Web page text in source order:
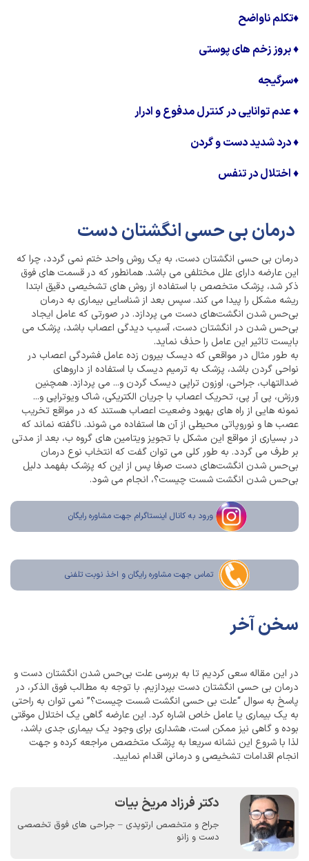
♦تکلم ناواضح
♦بروز زخم های پوستی
♦سرگیجه
♦عدم توانایی در کنترل مدفوع و ادرار
♦درد شدید دست و گردن
♦اختلال در تنفس
درمان بی حسی انگشتان دست
درمان بی حسی انگشتان دست، به یک روش واحد ختم نمی گردد، چرا که
این عارضه دارای علل مختلفی می باشد. همانطور که در قسمت های فوق
ذکر شد، پزشک متخصص با استفاده از روش های تشخیصی دقیق ابتدا
ریشه مشکل را پیدا می کند. سپس بعد از شناسایی بیماری به درمان
بی‌حس شدن انگشت‌های دست می پردازد. در صورتی که عامل ایجاد
بی‌حس شدن در انگشتان دست، آسیب دیدگی اعصاب باشد، پزشک می
بایست تاثیر این عامل را حذف نماید.
به طور مثال در مواقعی که دیسک بیرون زده عامل فشردگی اعصاب در
نواحی گردن باشد، پزشک به ترمیم دیسک با استفاده از داروهای
ضدالتهاب، جراحی، اوزون تراپی دیسک گردن و... می پردازد. همچنین
ورزش، پی آر پی، تحریک اعصاب با جریان الکتریکی، شاک ویوتراپی و...
نمونه هایی از راه های بهبود وضعیت اعصاب هستند که در مواقع تخریب
عصب ها و نوروپاتی محیطی از آن ها استفاده می شوند. ناگفته نماند که
در بسیاری از مواقع این مشکل با تجویز ویتامین های گروه ب، بعد از مدتی
بر طرف می گردد. به طور کلی می توان گفت که انتخاب نوع درمان
بی‌حس شدن انگشت‌های دست صرفا پس از این که پزشک بفهمد دلیل
بی‌حس شدن انگشت شست چیست؟، انجام می شود.
ورود به کانال اینستاگرام جهت مشاوره رایگان
تماس جهت مشاوره رايگان و اخذ نوبت تلفنی
سخن آخر
در این مقاله سعی کردیم تا به بررسی علت بی‌حس شدن انگشتان دست و
درمان بی حسی انگشتان دست بپردازیم. با توجه به مطالب فوق الذکر، در
پاسخ به سوال “علت بی حسی انگشت شست چیست؟” نمی توان به راحتی
به یک بیماری یا عامل خاص اشاره کرد. این عارضه گاهی یک اختلال موقتی
بوده و گاهی نیز ممکن است، هشداری برای وجود یک بیماری جدی باشد،
لذا با شروع این نشانه سریعا به پزشک متخصص مراجعه کرده و جهت
انجام اقدامات تشخیصی و درمانی اقدام نمایید.
دکتر فرزاد مریخ بیات
جراح و متخصص ارتوپدی – جراحی های فوق تخصصی
دست و زانو